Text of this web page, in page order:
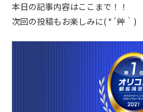
本日の記事内容はここまで！！
次回の投稿もお楽しみに( *´艸｀)